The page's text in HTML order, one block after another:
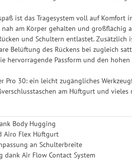
ist das Tragesystem voll auf
am Körper gehalten und
und Schultern entlastet.
Belüftung des Rückens bei zugleich
hervorragende Passform und den
Pro 30: ein leicht zugängliches
am Hüftgurt und vieles
Body Hugging
Airo Flex Hüftgurt
an Schulterbreite
dank Air Flow Contact System